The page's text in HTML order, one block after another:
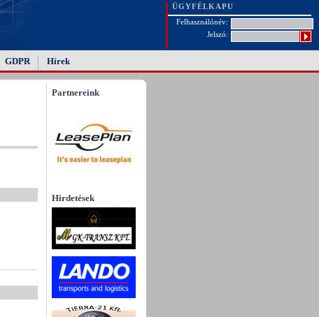
ÜGYFÉLKAPU
Felhasználónév:
Jelszó:
GDPR Hírek
Partnereink
Hirdetések